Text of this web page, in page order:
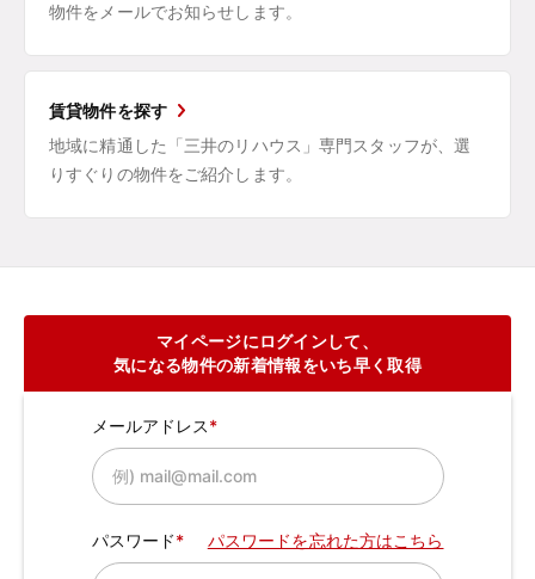
物件をメールでお知らせします。
賃貸物件を探す
地域に精通した「三井のリハウス」専門スタッフが、選
りすぐりの物件をご紹介します。
マイページにログインして、
気になる物件の新着情報をいち早く取得
メールアドレス
パスワード パスワードを忘れた方はこちら